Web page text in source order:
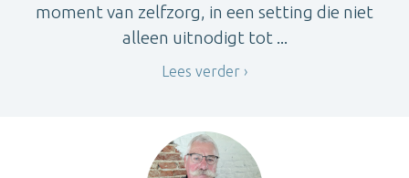
moment van zelfzorg, in een setting die niet
alleen uitnodigt tot ...
Lees verder